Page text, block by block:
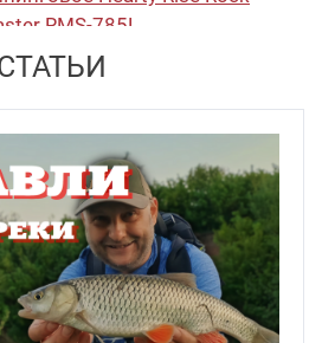
RMS-785L
в корзину